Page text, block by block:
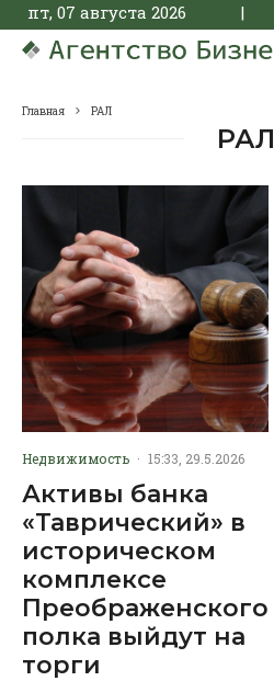
пт, 07 августа 2026 |
Главная РАЛ
РАЛ
Недвижимость · 15:33, 29.5.2026
Активы банка
«Таврический» в
историческом
комплексе
Преображенского
полка выйдут на
торги